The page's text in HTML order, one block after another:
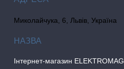
Миколайчука, 6, Львів, Україна
Інтернет-магазин ELEKTROMAG